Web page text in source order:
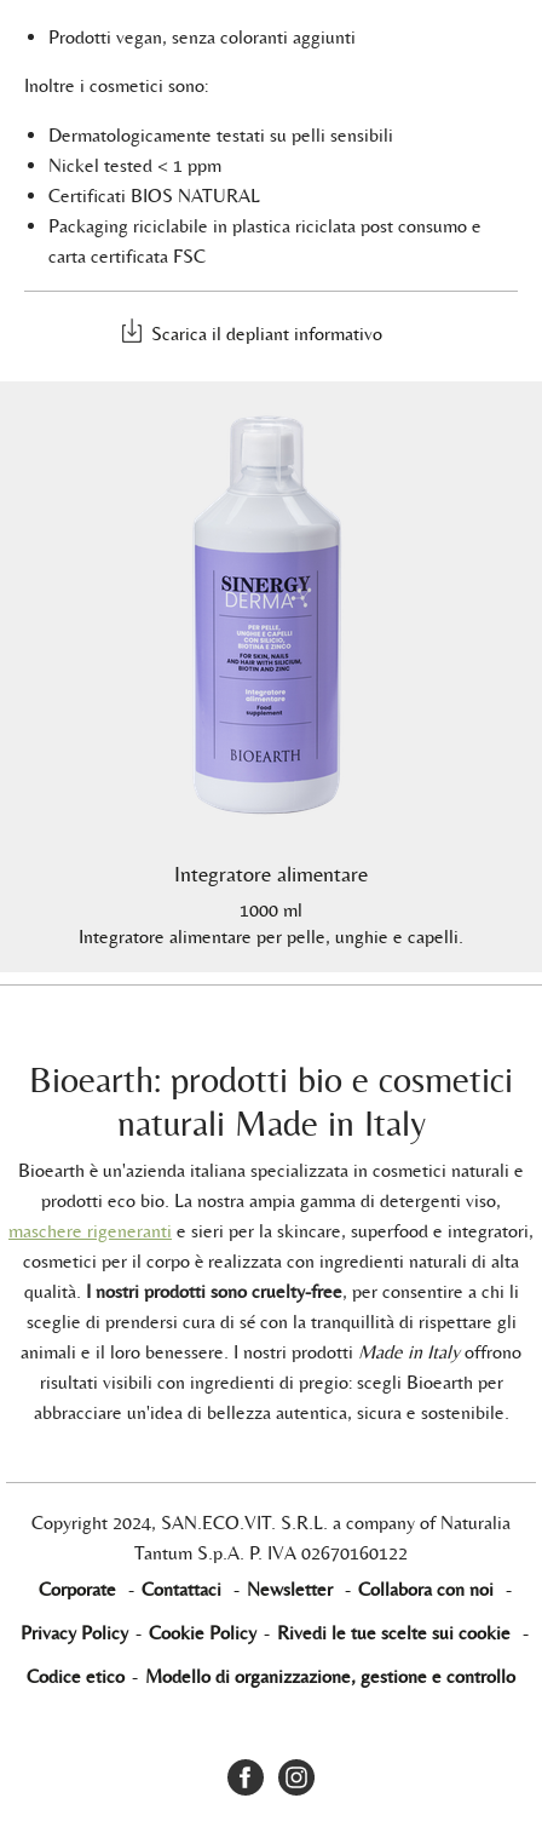
Prodotti vegan, senza coloranti aggiunti
Inoltre i cosmetici sono:
Dermatologicamente testati su pelli sensibili
Nickel tested < 1 ppm
Certificati BIOS NATURAL
Packaging riciclabile in plastica riciclata post consumo e
carta certificata FSC
Scarica il depliant informativo
Integratore alimentare
1000 ml
Integratore alimentare per pelle, unghie e capelli.
Bioearth: prodotti bio e cosmetici
naturali Made in Italy
Bioearth è un'azienda italiana specializzata in cosmetici naturali e
prodotti eco bio. La nostra ampia gamma di detergenti viso,
maschere rigeneranti e sieri per la skincare, superfood e integratori,
cosmetici per il corpo è realizzata con ingredienti naturali di alta
qualità. I nostri prodotti sono cruelty-free, per consentire a chi li
sceglie di prendersi cura di sé con la tranquillità di rispettare gli
animali e il loro benessere. I nostri prodotti Made in Italyoffrono
risultati visibili con ingredienti di pregio: scegli Bioearth per
abbracciare un'idea di bellezza autentica, sicura e sostenibile.
Copyright 2024, SAN.ECO.VIT. S.R.L. a company of Naturalia
Tantum S.p.A. P. IVA 02670160122
Corporate - Contattaci - Newsletter - Collabora con noi -
Privacy Policy - Cookie Policy - Rivedi le tue scelte sui cookie -
Codice etico - Modello di organizzazione, gestione e controllo